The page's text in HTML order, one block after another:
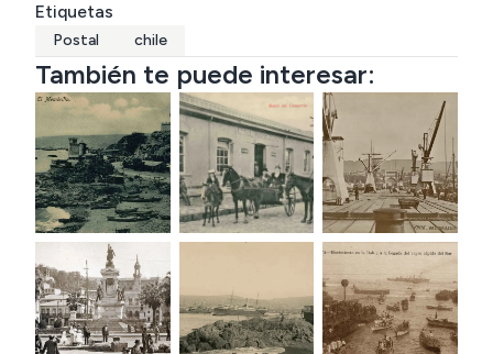
Etiquetas
Postal chile
También te puede interesar: